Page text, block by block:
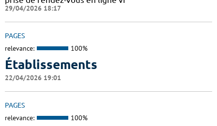
29/04/2026 18:17
PAGES
relevance: 100%
Établissements
22/04/2026 19:01
PAGES
relevance: 100%